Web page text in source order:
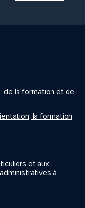
de la formation et de
la formation
et aux
à